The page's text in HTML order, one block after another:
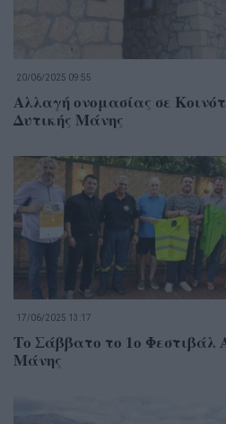
20/06/2025 09:55
Αλλαγή ονομασίας σε
Δυτικής Μάνης
17/06/2025 13:17
Το Σάββατο το 1ο Φεστιβάλ
Μάνης